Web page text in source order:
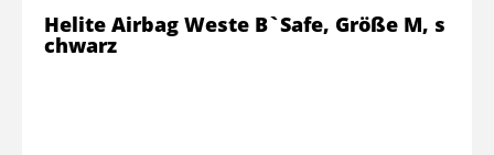
Helite Airbag Weste B`Safe, Größe M, s
chwarz